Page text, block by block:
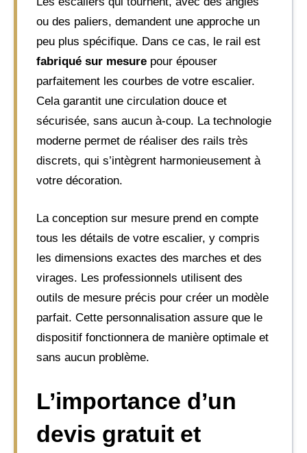
ou des paliers, demandent une approche un
peu plus spécifique. Dans ce cas, le rail est
fabriqué sur mesure pour épouser
parfaitement les courbes de votre escalier.
Cela garantit une circulation douce et
sécurisée, sans aucun à-coup. La technologie
moderne permet de réaliser des rails très
discrets, qui s’intègrent harmonieusement à
votre décoration.
La conception sur mesure prend en compte
tous les détails de votre escalier, y compris
les dimensions exactes des marches et des
virages. Les professionnels utilisent des
outils de mesure précis pour créer un modèle
parfait. Cette personnalisation assure que le
dispositif fonctionnera de manière optimale et
sans aucun problème.
L’importance d’un
devis gratuit et